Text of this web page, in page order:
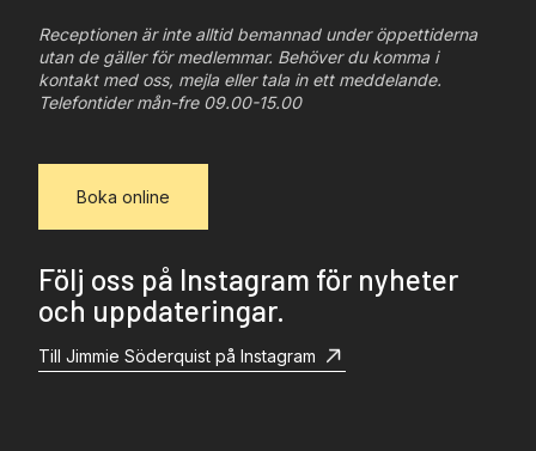
Receptionen är inte alltid bemannad under öppettiderna
utan de gäller för medlemmar. Behöver du komma i
kontakt med oss, mejla eller tala in ett meddelande.
Telefontider mån-fre 09.00-15.00
Boka online
Följ oss på Instagram för nyheter
och uppdateringar.
Till Jimmie Söderquist på Instagram